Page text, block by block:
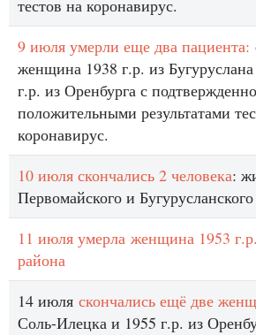
тестов на коронавирус.
9 июля умерли еще два пациента:
женщина 1938 г.р. из
г.р. из Оренбурга с
положительными результатами
коронавирус.
10 июля скончались 2 человека:
Первомайского и
11 июля умерла женщина 1953
района
14 июля скончались ещё две
Соль-Илецка и 1955 г.р. из